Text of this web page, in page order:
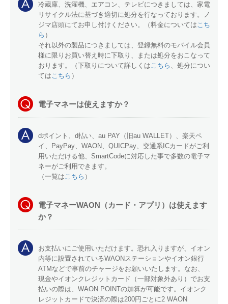
冷蔵庫、洗濯機、エアコン、テレビにつきましては、家電
リサイクル法に基づき適切に処分を行なっております。ノ
ジマ店頭にてお申し付けください。（料金についてはこち
ら ）
それ以外の製品につきましては、登録無料のモバイル会員
様に限りお買い替え時に下取り、または処分をおこなって
おります。（下取りについて詳しくはこちら 、処分につい
てはこちら ）
電子マネーは使えますか？
dポイント、d払い、au PAY（旧au WALLET）、楽天ペ
イ、PayPay、WAON、QUICPay、交通系ICカードがご利
用いただける他、SmartCodeに対応した事で多数の電子マ
ネーがご利用できます。
（一覧はこちら ）
電子マネーWAON（カード・アプリ）は使えます
か？
お支払いにご使用いただけます。恐れ入りますが、イオン
内等に設置されているWAONステーションやイオン銀行
ATMなどで事前のチャージをお願いいたします。なお、
現金やイオンクレジットカード（一部対象外あり）でお支
払いの際は、WAON POINTの加算が可能です。イオンク
レジットカードで決済の際は200円ごとに2 WAON